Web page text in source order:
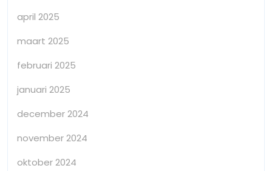
april 2025
maart 2025
februari 2025
januari 2025
december 2024
november 2024
oktober 2024